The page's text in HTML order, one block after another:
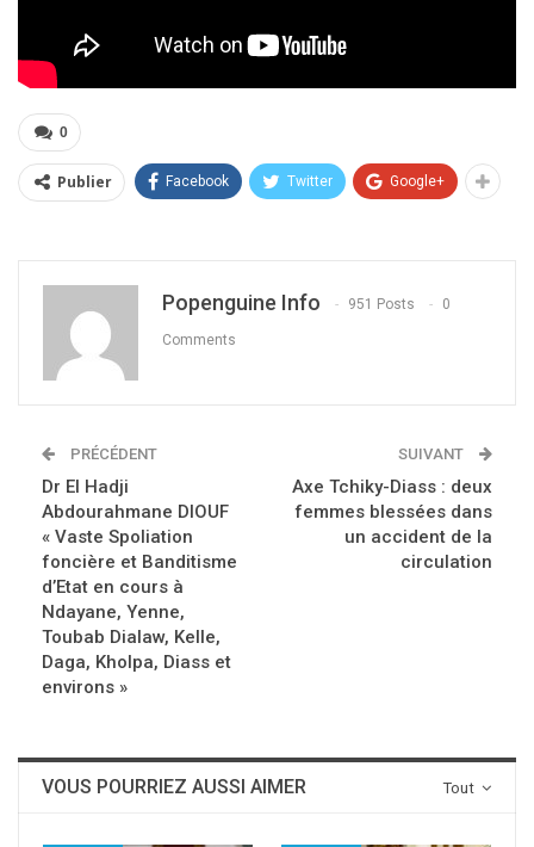
0
Publier Facebook Twitter Google+
Popenguine Info 951 Posts 0
Comments
PRÉCÉDENT
Dr El Hadji
Abdourahmane DIOUF
« Vaste Spoliation
foncière et Banditisme
d’Etat en cours à
Ndayane, Yenne,
Toubab Dialaw, Kelle,
Daga, Kholpa, Diass et
environs »
SUIVANT
Axe Tchiky-Diass : deux
femmes blessées dans
un accident de la
circulation
Tout
VOUS POURRIEZ AUSSI AIMER